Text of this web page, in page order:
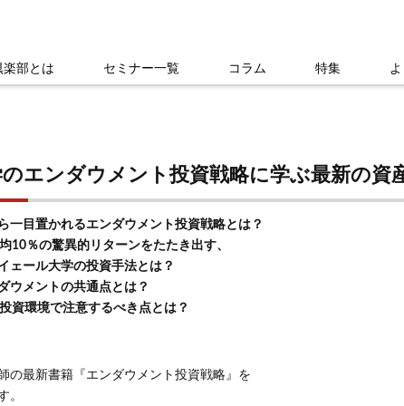
楽部とは セミナー一覧 コラム 特集
エンダウメント投資戦略に学ぶ最新の資
一目置かれるエンダウメント投資戦略とは？
10％の驚異的リターンをたたき出す、
ェール大学の投資手法とは？
ウメントの共通点とは？
資環境で注意するべき点とは？
の最新書籍『エンダウメント投資戦略』を
。